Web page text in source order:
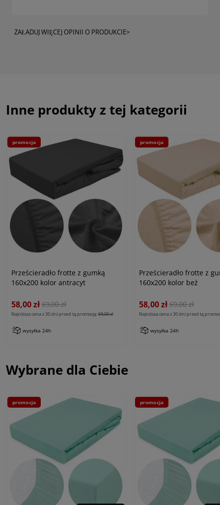
ZAŁADUJ WIĘCEJ OPINII O PRODUKCIE>
Inne produkty z tej kategorii
Prześcieradło frotte z gumką
160x200 kolor antracyt
58,00 zł 69,00 zł
Najniższa cena z 30 dni przed tą promocją:69,00 zł
wysyłka 24h
promocja
Prześcieradło frotte z
160x200 kolor beż
58,00 zł 69,00 zł
Najniższa cena z 30 dni przed tą
wysyłka 24h
promocja
Wybrane dla Ciebie
promocja promocja